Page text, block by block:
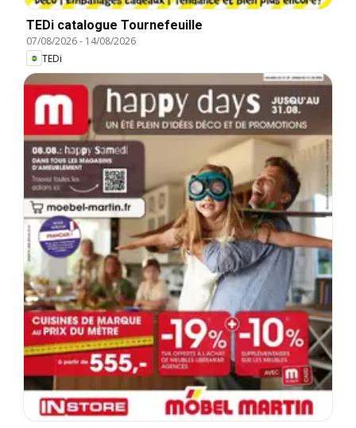
TEDi catalogue Tournefeuille
07/08/2026- 14/08/2026
TEDi